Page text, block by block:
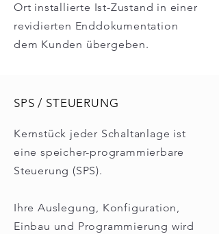
Ort installierte Ist-Zustand in einer
revidierten Enddokumentation
dem Kunden übergeben.
SPS / STEUERUNG
Kernstück jeder Schaltanlage ist
eine speicher-programmierbare
Steuerung (SPS).
Ihre Auslegung, Konfiguration,
Einbau und Programmierung wird